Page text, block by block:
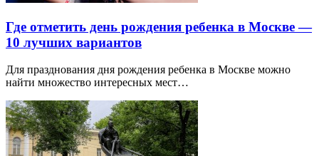
Где отметить день рождения ребенка в Москве —
10 лучших вариантов
Для празднования дня рождения ребенка в Москве можно
найти множество интересных мест…